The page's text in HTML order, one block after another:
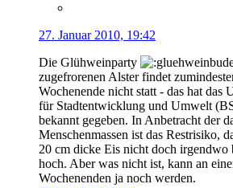
27. Januar 2010, 19:42
Die Glühweinparty
zugefrorenen Alster findet
Wochenende nicht statt - das hat das
für Stadtentwicklung und Umwelt
bekannt gegeben. In Anbetracht der
Menschenmassen ist das Restrisiko,
20 cm dicke Eis nicht doch irgendwo
hoch. Aber was nicht ist, kann an
Wochenenden ja noch werden.